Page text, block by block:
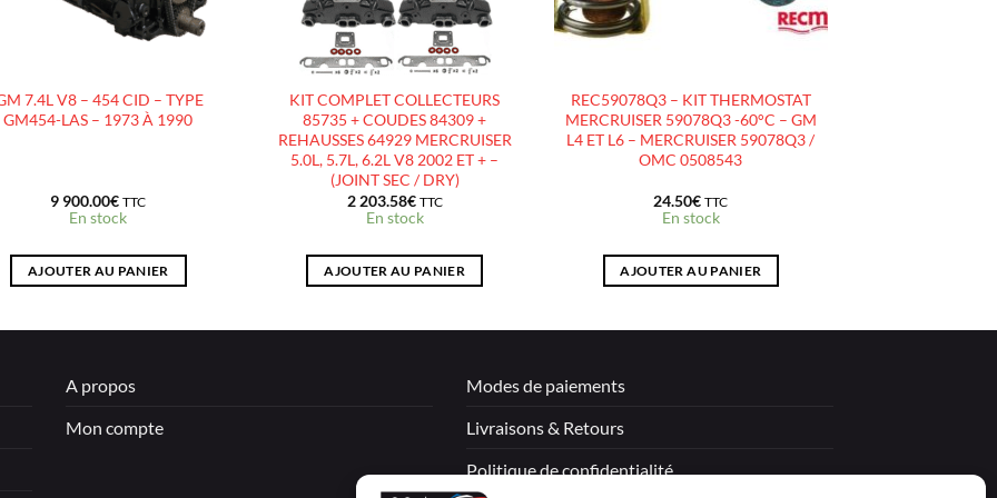
7.4L V8 – 454 CID – TYPE
GM454-LAS – 1973 À 1990
9 900.00€ TTC
En stock
AJOUTER AU PANIER
KIT COMPLET COLLECTEURS
85735 + COUDES 84309 +
REHAUSSES 64929 MERCRUISER
5.0L, 5.7L, 6.2L V8 2002 ET + –
(JOINT SEC / DRY)
2 203.58€ TTC
En stock
AJOUTER AU PANIER
REC59078Q3 – KIT THERMOSTAT
MERCRUISER 59078Q3 -60°C – GM
L4 ET L6 – MERCRUISER 59078Q3 /
OMC 0508543
24.50€ TTC
En stock
AJOUTER AU PANIER
A propos
Mon compte
Modes de paiements
Livraisons & Retours
Politique de confidentialité